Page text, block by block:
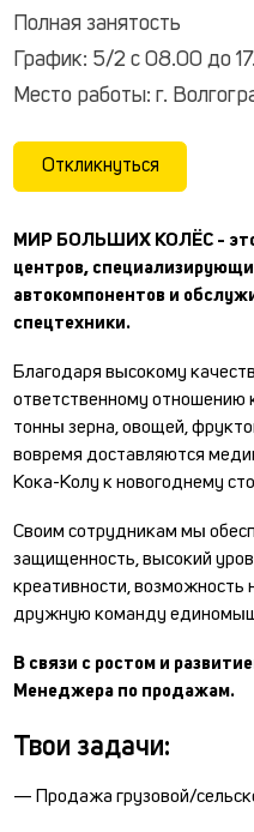
Полная занятость
График: 5/2 с 08.00 до
Место работы: г.
Откликнуться
МИР БОЛЬШИХ КОЛЁС -
центров,
автокомпонентов и
спецтехники.
Благодаря высокому
ответственному
тонны зерна, овощей,
вовремя доставляются
Кока-Колу к новогоднему
Своим сотрудникам мы
защищенность, высокий
креативности, возможность
дружную команду
В связи с ростом и
Менеджера по продажам.
Твои задачи:
— Продажа грузовой/